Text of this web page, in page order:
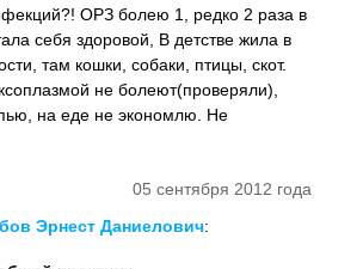
ОРЗ болею 1, редко 2 раза в
себя здоровой, В детстве жила в
там кошки, собаки, птицы, скот.
не болеют(проверяли),
на еде не экономлю. Не
05 сентября 2012 года
Эрнест Даниелович: